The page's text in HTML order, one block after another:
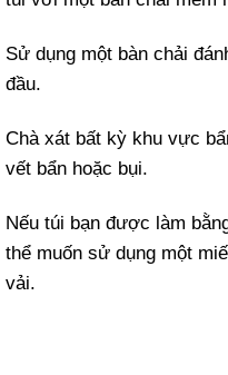
Sử dụng một bàn chải
đầu.
Chà xát bất kỳ khu vực
vết bẩn hoặc bụi.
Nếu túi bạn được làm
thể muốn sử dụng một
vải.